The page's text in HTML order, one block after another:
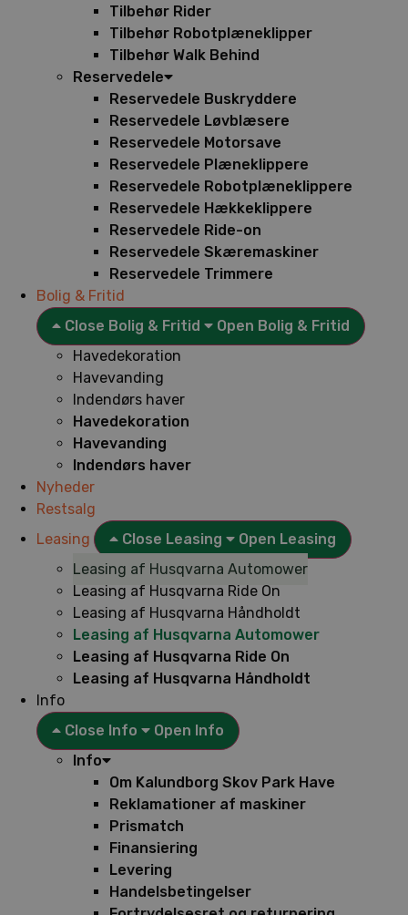
Tilbehør Rider
Tilbehør Robotplæneklipper
Tilbehør Walk Behind
Reservedele
Reservedele Buskryddere
Reservedele Løvblæsere
Reservedele Motorsave
Reservedele Plæneklippere
Reservedele Robotplæneklippere
Reservedele Hækkeklippere
Reservedele Ride-on
Reservedele Skæremaskiner
Reservedele Trimmere
Bolig & Fritid
Close Bolig & Fritid
Open Bolig & Fritid
Havedekoration
Havevanding
Indendørs haver
Havedekoration
Havevanding
Indendørs haver
Nyheder
Restsalg
Leasing
Close Leasing
Open Leasing
Leasing af Husqvarna Automower
Leasing af Husqvarna Ride On
Leasing af Husqvarna Håndholdt
Leasing af Husqvarna Automower
Leasing af Husqvarna Ride On
Leasing af Husqvarna Håndholdt
Info
Close Info
Open Info
Info
Om Kalundborg Skov Park Have
Reklamationer af maskiner
Prismatch
Finansiering
Levering
Handelsbetingelser